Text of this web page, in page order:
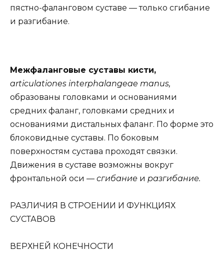
пястно-фаланговом суставе — только сгибание
и разгибание.
Межфаланговые суставы кисти,
articulationes interphalangeae manus,
образованы головками и основаниями
средних фаланг, головками средних и
основаниями дистальных фаланг. По форме это
блоковидные суставы. По боковым
поверхностям сустава проходят связки.
Движения в суставе возможны вокруг
фронтальной оси — сгибание и разгибание.
РАЗЛИЧИЯ В СТРОЕНИИ И ФУНКЦИЯХ
СУСТАВОВ
ВЕРХНЕЙ КОНЕЧНОСТИ